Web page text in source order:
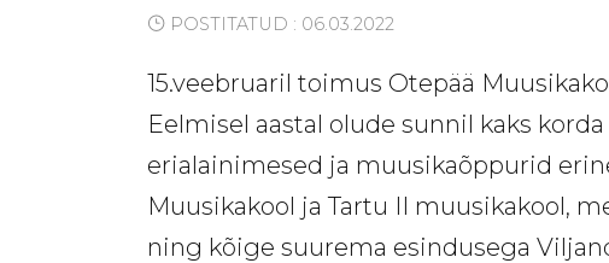
POSTITATUD : 06.03.2022
15.veebruaril toimus Otepää
Eelmisel aastal olude sunnil kaks
erialainimesed ja muusikaõppurid
Muusikakool ja Tartu II muusikakool,
ning kõige suurema esindusega